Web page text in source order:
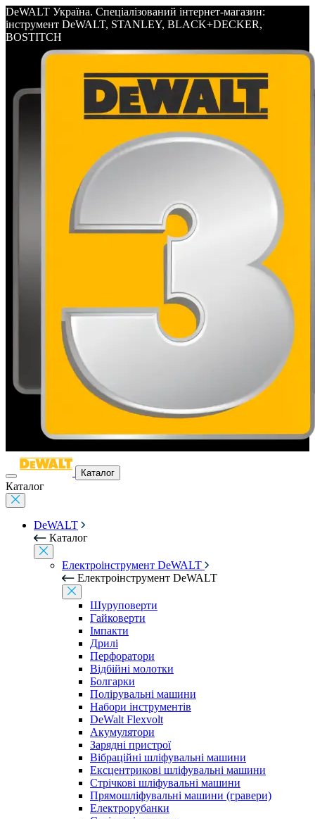
DeWALT Україна. Спеціалізований інтернет-магазин:
інструмент DeWALT, STANLEY, BLACK+DECKER,
BOSTITCH
Каталог
Каталог
DeWALT
Каталог
Електроінструмент DeWALT
Електроінструмент DeWALT
Шуруповерти
Гайковерти
Імпакти
Дрилі
Перфоратори
Відбійні молотки
Болгарки
Полірувальні машини
Набори інструментів
DeWalt Flexvolt
Акумулятори
Зарядні пристрої
Вібраційні шліфувальні машини
Ексцентрикові шліфувальні машини
Стрічкові шліфувальні машини
Прямошліфувальні машини (гравери)
Електрорубанки